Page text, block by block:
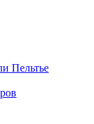
Пельтье